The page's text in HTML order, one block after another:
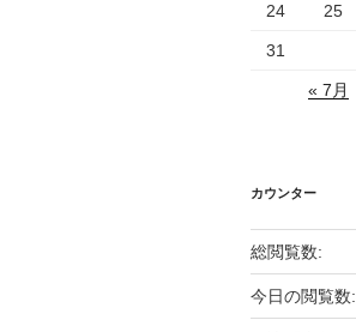
24 25
31
« 7月
カウンター
総閲覧数:
今日の閲覧数: